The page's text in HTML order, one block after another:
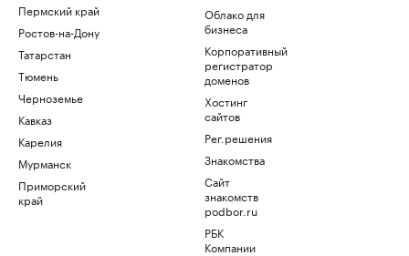
Пермский край
Ростов-на-Дону
Татарстан
Тюмень
Черноземье
Кавказ
Карелия
Мурманск
Приморский
край
Облако для
бизнеса
Корпоративный
регистратор
доменов
Хостинг
сайтов
Рег.решения
Знакомства
Сайт
знакомств
podbor.ru
РБК
Компании